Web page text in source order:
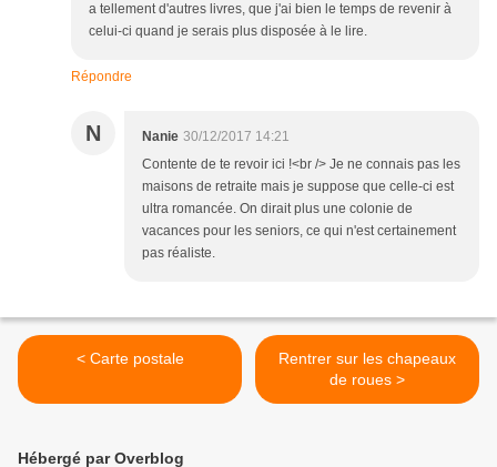
a tellement d'autres livres, que j'ai bien le temps de revenir à
celui-ci quand je serais plus disposée à le lire.
Répondre
N Nanie 30/12/2017 14:21
Contente de te revoir ici !<br /> Je ne connais pas les
maisons de retraite mais je suppose que celle-ci est
ultra romancée. On dirait plus une colonie de
vacances pour les seniors, ce qui n'est certainement
pas réaliste.
< Carte postale
Rentrer sur les chapeaux
de roues >
Hébergé par Overblog